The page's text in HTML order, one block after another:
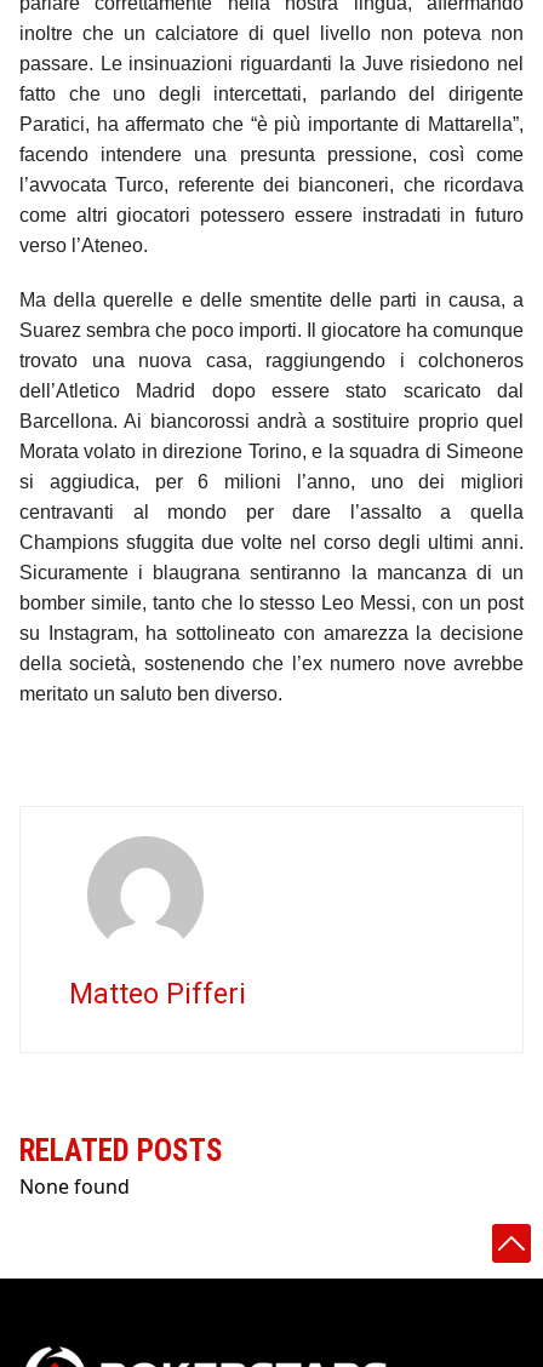
inoltre che un calciatore di quel livello non poteva non
passare. Le insinuazioni riguardanti la Juve risiedono nel
fatto che uno degli intercettati, parlando del dirigente
Paratici, ha affermato che “è più importante di Mattarella”,
facendo intendere una presunta pressione, così come
l’avvocata Turco, referente dei bianconeri, che ricordava
come altri giocatori potessero essere instradati in futuro
verso l’Ateneo.
Ma della querelle e delle smentite delle parti in causa, a
Suarez sembra che poco importi. Il giocatore ha comunque
trovato una nuova casa, raggiungendo i colchoneros
dell’Atletico Madrid dopo essere stato scaricato dal
Barcellona. Ai biancorossi andrà a sostituire proprio quel
Morata volato in direzione Torino, e la squadra di Simeone
si aggiudica, per 6 milioni l’anno, uno dei migliori
centravanti al mondo per dare l’assalto a quella
Champions sfuggita due volte nel corso degli ultimi anni.
Sicuramente i blaugrana sentiranno la mancanza di un
bomber simile, tanto che lo stesso Leo Messi, con un post
su Instagram, ha sottolineato con amarezza la decisione
della società, sostenendo che l’ex numero nove avrebbe
meritato un saluto ben diverso.
Matteo Pifferi
RELATED POSTS
None found